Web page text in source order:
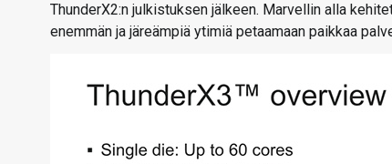
ThunderX2:n julkistuksen jälkeen. Marvellin alla
enemmän ja järeämpiä ytimiä petaamaan paikkaa